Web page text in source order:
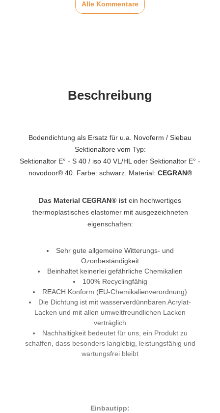
Alle Kommentare
Beschreibung
Bodendichtung als Ersatz für u.a. Novoferm / Siebau
Sektionaltore vom Typ:
Sektionaltor E° - S 40 / iso 40 VL/HL oder Sektionaltor E° -
novodoor® 40. Farbe: schwarz. Material: CEGRAN®
Das Material CEGRAN® ist ein hochwertiges
thermoplastisches elastomer mit ausgezeichneten
eigenschaften:
Sehr gute allgemeine Witterungs- und
Ozonbeständigkeit
Beinhaltet keinerlei gefährliche Chemikalien
100% Recyclingfähig
REACH Konform (EU-Chemikalienverordnung)
Die Dichtung ist mit wasserverdünnbaren Acrylat-
Lacken und mit allen umweltfreundlichen Lacken
verträglich
Nachhaltigkeit bedeutet für uns, ein Produkt zu
schaffen, dass besonders langlebig, leistungsfähig und
wartungsfrei bleibt
Einbautipp: